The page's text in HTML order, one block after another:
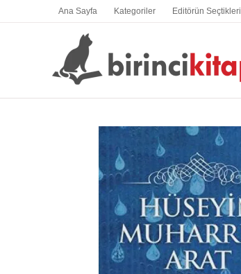
Ana Sayfa Kategoriler Editörün Seçtikleri